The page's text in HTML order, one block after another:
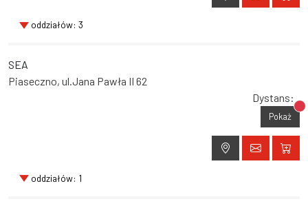
oddziałów: 3
SEA
Piaseczno, ul.Jana Pawła II 62
Dystans:
Pokaż
oddziałów: 1